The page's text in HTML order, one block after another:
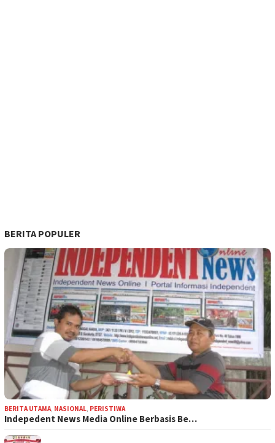
BERITA POPULER
BERITA UTAMA, NASIONAL, PERISTIWA
Indepedent News Media Online Berbasis Be…